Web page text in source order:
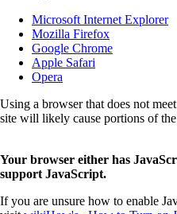
Microsoft Internet Explorer
Mozilla Firefox
Google Chrome
Apple Safari
Opera
Using a browser that does not
site will likely cause portions of
Your browser either has
support JavaScript.
If you are unsure how to enable